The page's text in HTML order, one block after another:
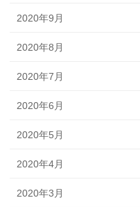
2020年9月
2020年8月
2020年7月
2020年6月
2020年5月
2020年4月
2020年3月